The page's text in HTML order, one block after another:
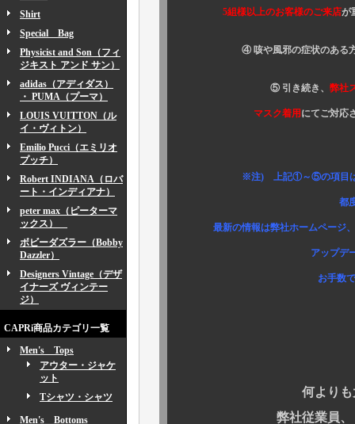
Shirt
Special Bag
Physicist and Son（フィ
ジキスト アンド サン）
adidas（アディダス）
・ PUMA（プーマ）
LOUIS VUITTON（ル
イ・ヴィトン）
Emilio Pucci（エミリオ
プッチ）
Robert INDIANA（ロバ
ート・インディアナ）
peter max（ピーターマ
ックス）
ボビーダズラー（Bobby
Dazzler）
Designers Vintage（デザ
イナーズ ヴィンテー
ジ）
CAPRi商品カテゴリ一覧
Men's Tops
アウター・ジャケ
ット
Tシャツ・シャツ
Men's Bottoms
5組様以上のお客様のご来店が
④ 咳や風邪の症状のある方
⑤ 引き続き、 弊社
マスク着用 にてご対応
※注) 上記①～⑤の項目は新型コ
都度変更させて
最新の情報は弊社ホームページ、
アップデートお知ら
お手数ですが、ご確
何よりも大切なお
弊社従業員、またそ